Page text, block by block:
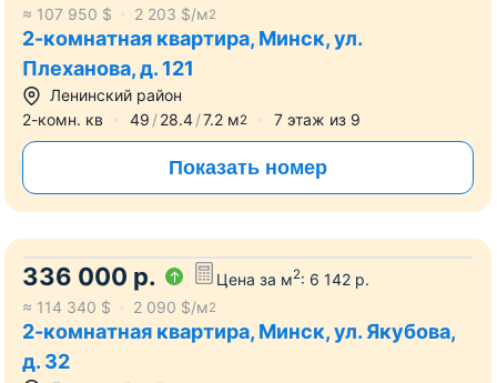
≈ 107 950 $ 2 203 $/м2
2-комнатная квартира, Минск, ул.
Плеханова, д. 121
Ленинский район
2-комн. кв
49 28.4 7.2 м2 7 этаж из 9
Показать номер
336 000 р. Цена за м2: 6 142 р.
≈ 114 340 $ 2 090 $/м2
2-комнатная квартира, Минск, ул. Якубова,
д. 32